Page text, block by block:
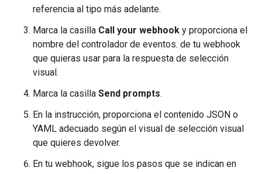
referencia al tipo más adelante.
Marca la casilla Call your webhook y proporciona el
nombre del controlador de eventos. de tu webhook
que quieras usar para la respuesta de selección
visual.
Marca la casilla Send prompts.
En la instrucción, proporciona el contenido JSON o
YAML adecuado según el visual de selección visual
que quieres devolver.
En tu webhook, sigue los pasos que se indican en